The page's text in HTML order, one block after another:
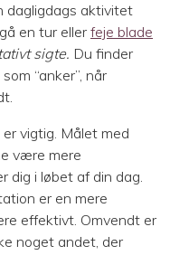
dagligdags aktivitet
en tur ellerfeje blade
sigte. Du finder
“anker”, når
vigtig. Målet med
være mere
dig i løbet af din dag.
er en mere
effektivt. Omvendt er
noget andet, der